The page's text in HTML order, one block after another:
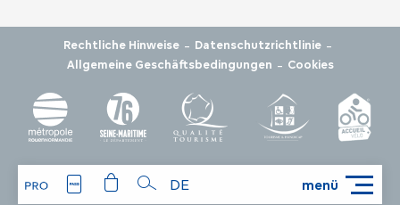
menü
DE
Rechtliche Hinweise - Datenschutzrichtlinie -
Allgemeine Geschäftsbedingungen - Cookies